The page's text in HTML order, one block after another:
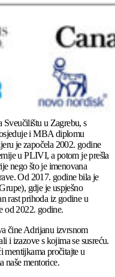
u Zagrebu, s
i MBA diplomu
je započela 2002. godine
u PLIVI, a potom je prešla
nego što je imenovana
Od 2017. godine bila je
gdje je uspješno
rast prihoda iz godine u
od 2022. godine.
čine Adrijanu izvrsnom
i izazove s kojima se susreću.
mentijkama pročitajte u
naše mentorice.